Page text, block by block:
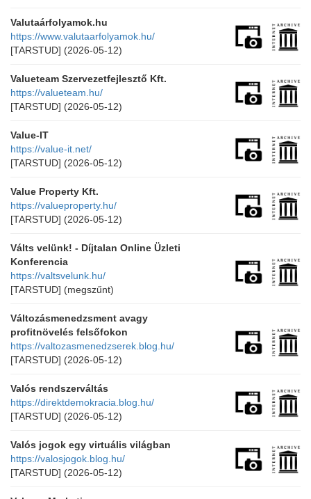
Valutaárfolyamok.hu
https://www.valutaarfolyamok.hu/
[TARSTUD] (2026-05-12)
Valueteam Szervezetfejlesztő Kft.
https://valueteam.hu/
[TARSTUD] (2026-05-12)
Value-IT
https://value-it.net/
[TARSTUD] (2026-05-12)
Value Property Kft.
https://valueproperty.hu/
[TARSTUD] (2026-05-12)
Válts velünk! - Díjtalan Online Üzleti
Konferencia
https://valtsvelunk.hu/
[TARSTUD] (megszűnt)
Változásmenedzsment avagy
profitnövelés felsőfokon
https://valtozasmenedzserek.blog.hu/
[TARSTUD] (2026-05-12)
Valós rendszerváltás
https://direktdemokracia.blog.hu/
[TARSTUD] (2026-05-12)
Valós jogok egy virtuális világban
https://valosjogok.blog.hu/
[TARSTUD] (2026-05-12)